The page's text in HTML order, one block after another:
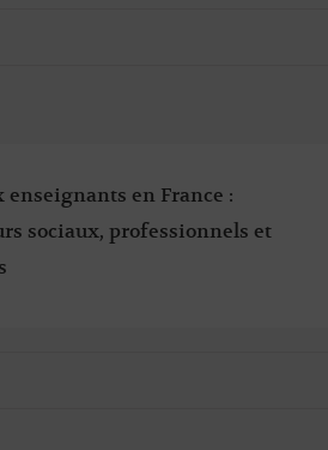
en France :
sociaux, professionnels et